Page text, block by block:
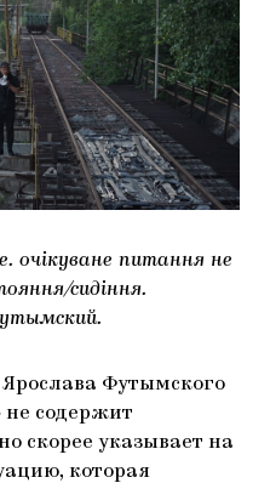
очікуване питання не
сидіння.
Футымского
не содержит
скорее указывает на
которая